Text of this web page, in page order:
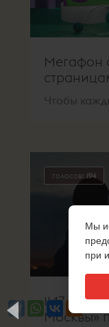
Мегафон
Чтобы
голосов: 194
1147
Москвы»
Мы
при